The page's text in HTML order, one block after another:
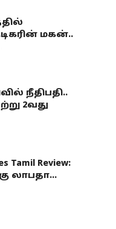
மகன்..
நீதிபதி..
2வது
Tamil Review:
லாபதா...